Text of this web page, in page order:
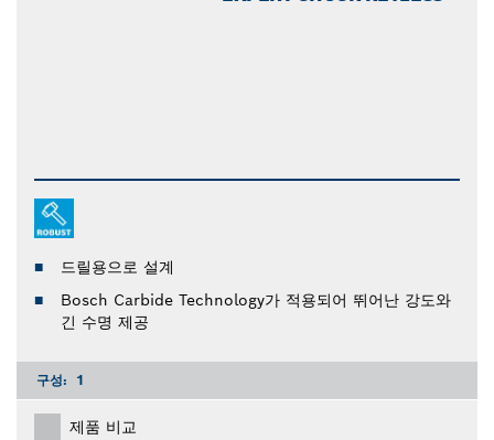
드릴용으로 설계
Bosch Carbide Technology가 적용되어 뛰어난 강도와
긴 수명 제공
구성: 1
제품 비교